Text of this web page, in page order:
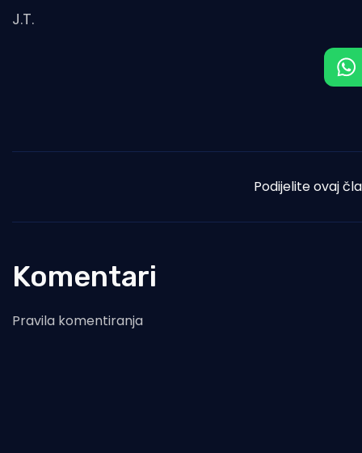
J.T.
Podijelite ovaj
Komentari
Pravila komentiranja